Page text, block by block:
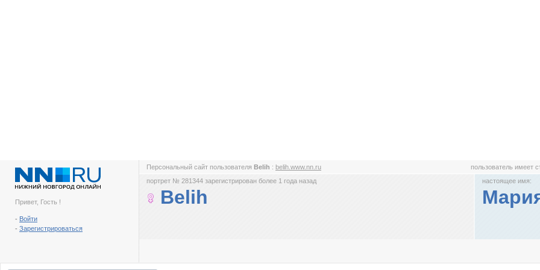
Привет, Гость !
- Войти
- Зарегистрироваться
Персональный сайт пользователя Belih : belih.www.nn.ru пользователь имеет
портрет № 281344 зарегистрирован более 1 года назад
Belih
настоящее имя: